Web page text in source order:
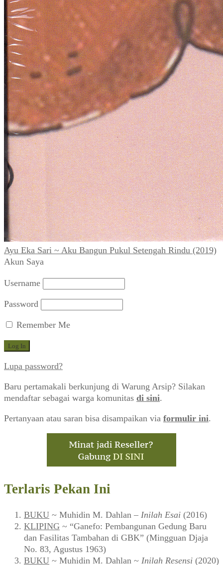
Ayu Eka Sari ~ Aku Bangun Pukul Setengah Rindu (2019)
Akun Saya
Username
Password
Remember Me
Lupa password?
Baru pertamakali berkunjung di Warung Arsip? Silakan
mendaftar sebagai warga komunitas di sini.
Pertanyaan atau saran bisa disampaikan via formulir ini.
Terlaris Pekan Ini
BUKU ~ Muhidin M. Dahlan – Inilah Esai (2016)
KLIPING ~ “Ganefo: Pembangunan Gedung Baru
dan Fasilitas Tambahan di GBK” (Mingguan Djaja
No. 83, Agustus 1963)
BUKU ~ Muhidin M. Dahlan ~ Inilah Resensi (2020)